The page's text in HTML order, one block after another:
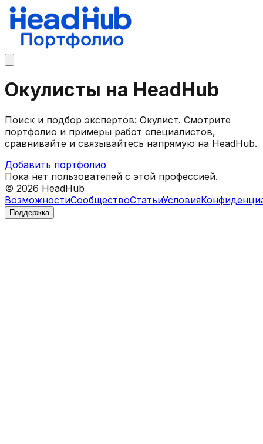
Окулисты на HeadHub
Поиск и подбор экспертов: Окулист. Смотрите
портфолио и примеры работ специалистов,
сравнивайте и связывайтесь напрямую на HeadHub.
Добавить портфолио
Пока нет пользователей с этой профессией.
© 2026 HeadHub
ВозможностиСообществоСтатьиУсловия
Поддержка